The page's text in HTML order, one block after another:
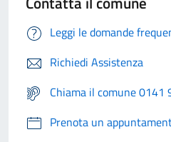
Leggi le domande
Richiedi Assistenza
Chiama il comune 0141
Prenota un